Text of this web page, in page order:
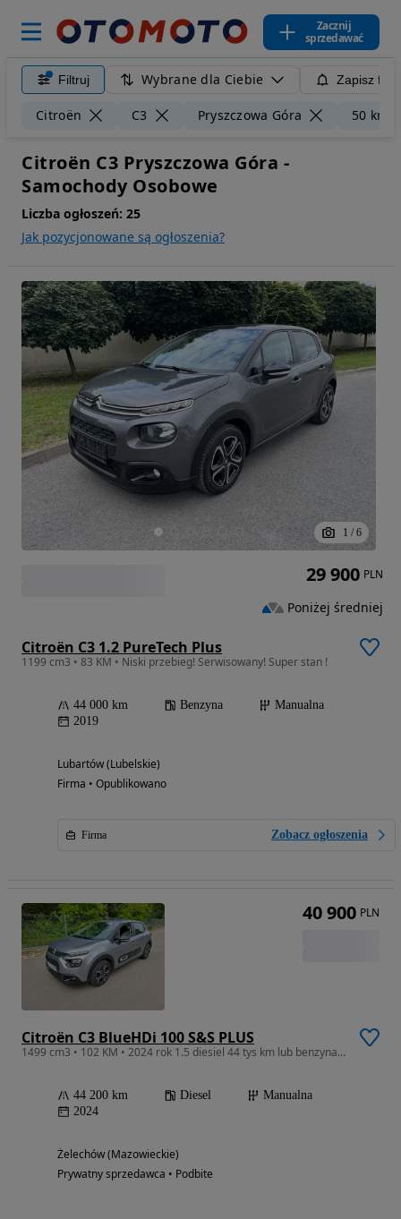
Zacznij
sprzedawać
Filtruj Wybrane dla Ciebie Zapisz
Citroën C3 Pryszczowa Góra 50 km
Citroën C3 Pryszczowa Góra -
Samochody Osobowe
Liczba ogłoszeń: 25
Jak pozycjonowane są ogłoszenia?
1 / 6
Citroën C3 1.2 PureTech Plus
1199 cm3 • 83 KM • Niski przebieg! Serwisowany! Super stan !
44 000 km Benzyna
Manualna
2019
Lubartów (Lubelskie)
Firma • Opublikowano
Firma Zobacz ogłoszenia
29 900 PLN
Poniżej średniej
Citroën C3 BlueHDi 100 S&S PLUS
1499 cm3 • 102 KM • 2024 rok 1.5 diesiel 44 tys km lub benzyna 22 tys km
44 200 km Diesel
Manualna
2024
Żelechów (Mazowieckie)
Prywatny sprzedawca • Podbite
40 900 PLN